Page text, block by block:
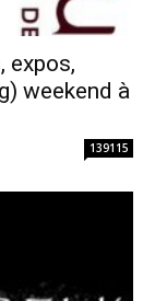
expos,
weekend à
139115